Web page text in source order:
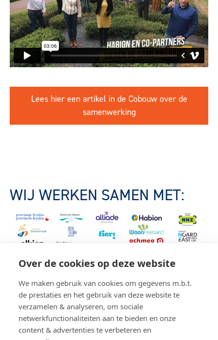
Over de cookies op deze website
We maken gebruik van cookies om gegevens m.b.t.
de prestaties en het gebruik van deze website te
verzamelen & analyseren, om sociale
netwerkfunctionaliteiten aan te bieden en onze
content & advertenties te verbeteren en
Lees hier een artikel in de Cobouw over de
samenwerking
WIJ WERKEN SAMEN MET: